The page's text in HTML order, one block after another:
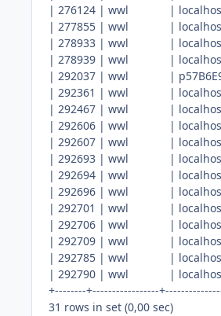
| 276124 | wwl
| 277855 | wwl |
| 278933 | wwl |
| 278939 | wwl |
| 292037 | wwl |
| 292361 | wwl |
| 292467 | wwl |
| 292606 | wwl |
| 292607 | wwl |
| 292693 | wwl |
| 292694 | wwl |
| 292696 | wwl |
| 292701 | wwl |
| 292706 | wwl |
| 292709 | wwl |
| 292785 | wwl |
| 292790 | wwl |
+--------+-----------------
31 rows in set (0,00 sec)